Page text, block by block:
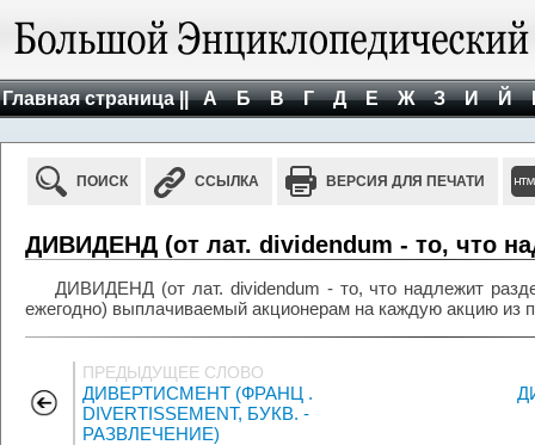
Главная страница || А Б В Г Д Е Ж З И Й
ПОИСК ССЫЛКА ВЕРСИЯ ДЛЯ ПЕЧАТИ
ДИВИДЕНД (от лат. dividendum - то, что
ДИВИДЕНД (от лат. dividendum - то, что надлежит
ежегодно) выплачиваемый акционерам на каждую акцию из
ПРЕДЫДУЩЕЕ СЛОВО
ДИВЕРТИСМЕНТ (ФРАНЦ .
DIVERTISSEMENT, БУКВ. -
РАЗВЛЕЧЕНИЕ)